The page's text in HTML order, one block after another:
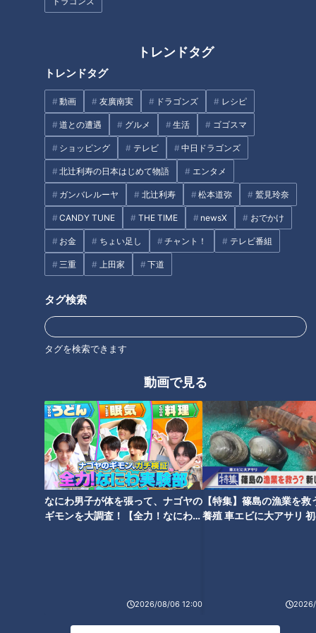
トレンドタグ
トレンドタグ
動画 友廣南実 ドラゴンズ レシピ
道との遭遇 グルメ 生活 ゴゴスマ
ショッピング テレビ 中日ドラゴンズ
北辻利寿の日本はじめて物語 エンタメ
ガンバレルーヤ 北辻利寿 松本道弥 鷲見玲奈
CANDY TUNE THE TIME newsX おでかけ
お金 ちょい足し チャント！ テレビ番組
三重 上田家 下道
タグ検索
タグを検索できます
動画で見る
なにわ男子が体を張って、ナゴヤの
ギモンを大調査！【全力！なにわ実
2026/08/06 12:00
【特集】篠島の漁業を救
養殖 車エビに大アサリ
卒業制作の真っただ中…色々独
特『高校美術科』 描けそうで描
けない“天才の絵”のヒミツ
卒業制作真っ只中！ マヂラブ
が名古屋『東邦高校』美術科で
心の作品に触れる！ 村上はモ
デル体験、野田はデッサン挑
戦！
謎すぎる授業に、クラスの半分
がカップル！ マヂラブに贈る
曲も登場した、三重・鈴鹿の高
皮膚の難病「魚鱗癬」と闘う少
年…○○博士に？～配信型ドキ
ュメンタリー「ピエロと呼ばれ
タグ
パンサー 向井慧
ランキング